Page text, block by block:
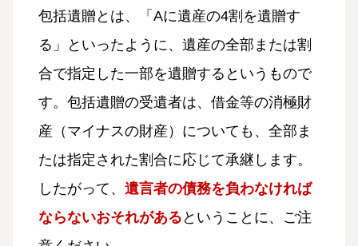
包括遺贈とは、「Aに遺産の4割を遺贈す
る」といったように、遺産の全部または割
合で指定した一部を遺贈するというもので
す。包括遺贈の受遺者は、借金等の消極財
産（マイナスの財産）についても、全部ま
たは指定された割合に応じて承継します。
したがって、 遺言者の債務を負わなければ
ならないおそれがある ということに、ご注